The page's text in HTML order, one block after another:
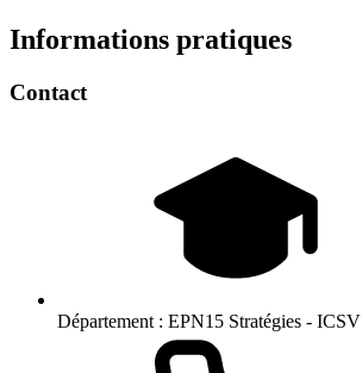
Informations pratiques
Contact
Département : EPN15 Stratégies - ICSV